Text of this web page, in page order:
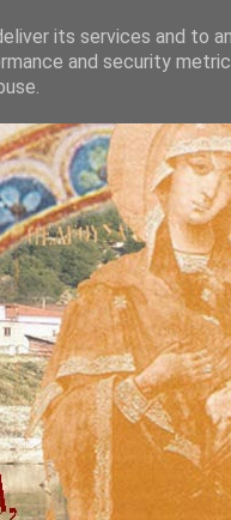
its services and to
and security